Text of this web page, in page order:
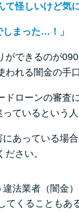
て怪しいけど気
しまった…！」
できるのが
れる闇金の手口
ローンの審
ているという人
あっている場
さい。
法業者（闇金）
てくることもあ